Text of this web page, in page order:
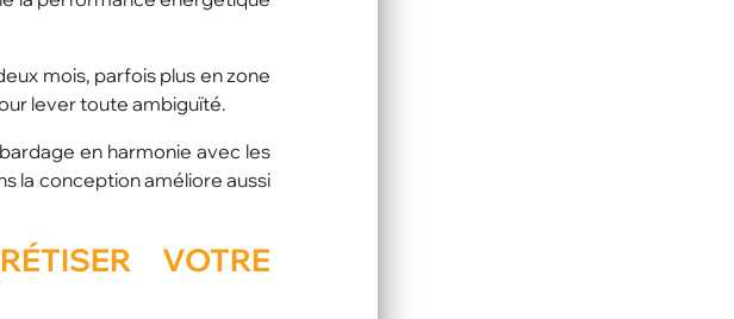
mois, parfois plus en zone
lever toute ambiguïté.
en harmonie avec les
la conception améliore aussi
VOTRE